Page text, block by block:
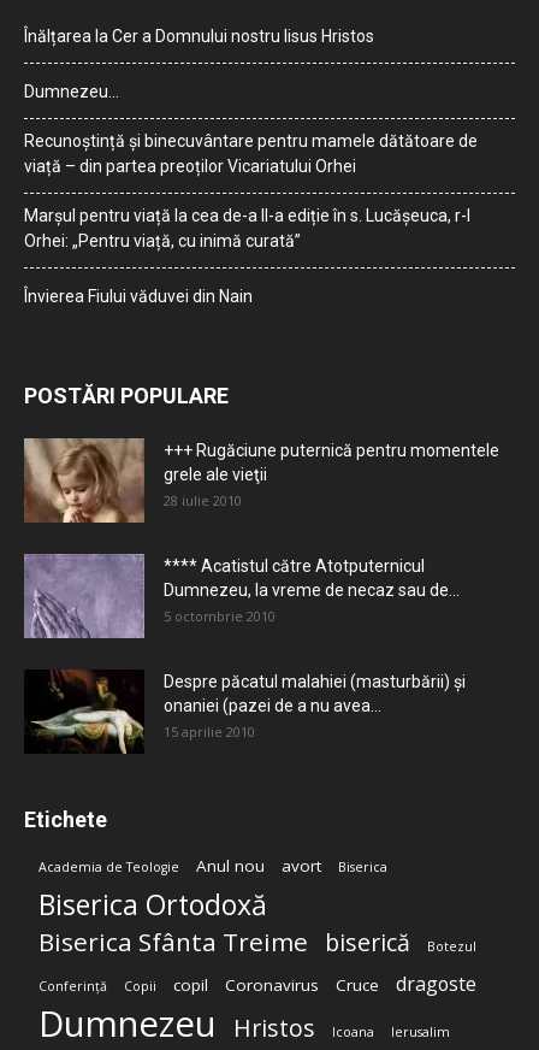
Înălțarea la Cer a Domnului nostru Iisus Hristos
Dumnezeu…
Recunoștință și binecuvântare pentru mamele dătătoare de
viață – din partea preoților Vicariatului Orhei
Marșul pentru viață la cea de-a II-a ediție în s. Lucășeuca, r-l
Orhei: „Pentru viață, cu inimă curată”
Învierea Fiului văduvei din Nain
POSTĂRI POPULARE
+++ Rugăciune puternică pentru momentele
grele ale vieţii
28 iulie 2010
**** Acatistul către Atotputernicul
Dumnezeu, la vreme de necaz sau de...
5 octombrie 2010
Despre păcatul malahiei (masturbării) şi
onaniei (pazei de a nu avea...
15 aprilie 2010
Etichete
Academia de Teologie Anul nou avort Biserica
Biserica Ortodoxă
Biserica Sfânta Treime biserică Botezul
Conferință Copii copil Coronavirus Cruce dragoste
Dumnezeu Hristos Icoana Ierusalim